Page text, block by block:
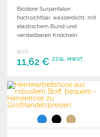
Bicolore Surpantalon
hochsichtbar, wasserdicht, mit
elastischem Bund und
verstellbaren Knöcheln.
und GO/RT3279.
AUS
11,62 € ZZGL. MWST.
BESTELLEN
Angebot anfordern